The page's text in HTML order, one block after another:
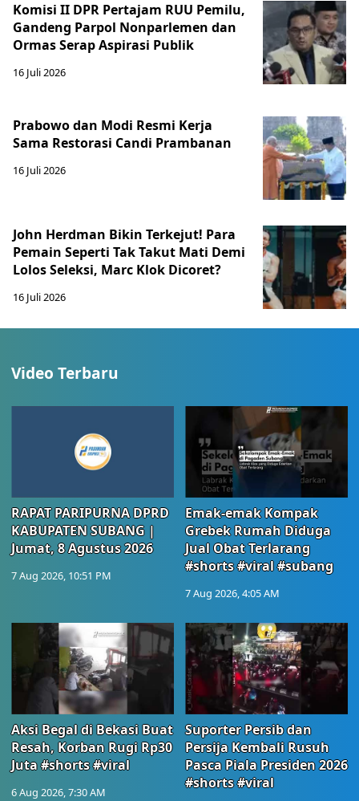
Komisi II DPR Pertajam RUU Pemilu,
Gandeng Parpol Nonparlemen dan
Ormas Serap Aspirasi Publik
16 Juli 2026
Prabowo dan Modi Resmi Kerja
Sama Restorasi Candi Prambanan
16 Juli 2026
John Herdman Bikin Terkejut! Para
Pemain Seperti Tak Takut Mati Demi
Lolos Seleksi, Marc Klok Dicoret?
16 Juli 2026
Video Terbaru
RAPAT PARIPURNA DPRD
KABUPATEN SUBANG |
Jumat, 8 Agustus 2026
7 Aug 2026, 10:51 PM
Emak-emak Kompak
Grebek Rumah Diduga
Jual Obat Terlarang
#shorts #viral #subang
7 Aug 2026, 4:05 AM
Aksi Begal di Bekasi Buat
Resah, Korban Rugi Rp30
Juta #shorts #viral
6 Aug 2026, 7:30 AM
Suporter Persib dan
Persija Kembali Rusuh
Pasca Piala Presiden 2026
#shorts #viral